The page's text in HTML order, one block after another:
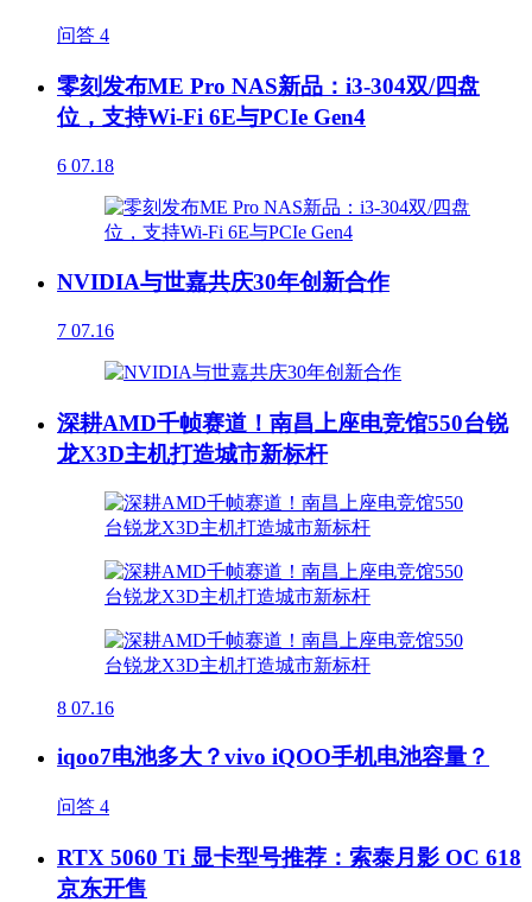
问答 4
零刻发布ME Pro NAS新品：i3-304双/四盘
位，支持Wi-Fi 6E与PCIe Gen4
6 07.18
NVIDIA与世嘉共庆30年创新合作
7 07.16
深耕AMD千帧赛道！南昌上座电竞馆550台锐
龙X3D主机打造城市新标杆
8 07.16
iqoo7电池多大？vivo iQOO手机电池容量？
问答 4
RTX 5060 Ti 显卡型号推荐：索泰月影 OC 618
京东开售